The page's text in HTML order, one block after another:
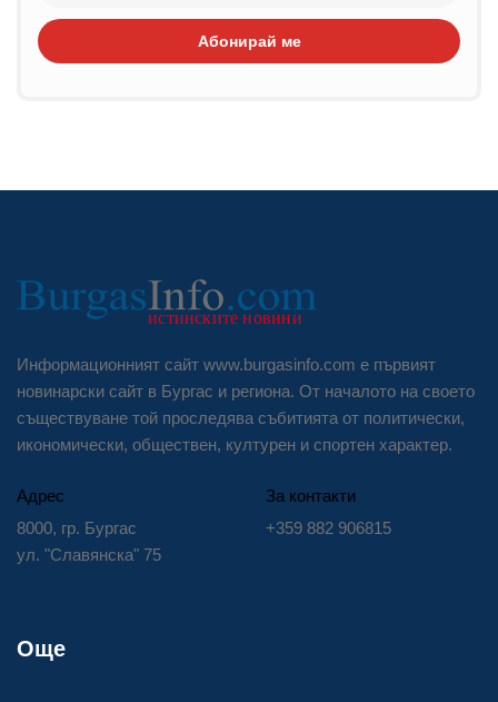
Абонирай ме
Информационният сайт www.burgasinfo.com е първият
новинарски сайт в Бургас и региона. От началото на своето
съществуване той проследява събитията от политически,
икономически, обществен, културен и спортен характер.
Адрес
8000, гр. Бургас
ул. "Славянска" 75
За контакти
+359 882 906815
Още